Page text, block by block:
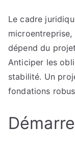
Le cadre
dépend du
Anticiper les
stabilité. Un
fondations